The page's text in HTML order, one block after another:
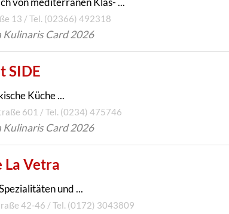
13 / Tel. (02366) 492318
Kulinaris Card 2026
SIDE
Küche ...
601 / Tel. (0234) 475746
Kulinaris Card 2026
La Vetra
und ...
42-46 / Tel. (0172) 3043809